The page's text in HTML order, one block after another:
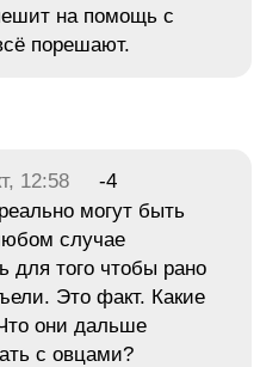
на помощь с
порешают.
12:58
-4
могут быть
случае
для того чтобы рано
Это факт. Какие
они дальше
с овцами?